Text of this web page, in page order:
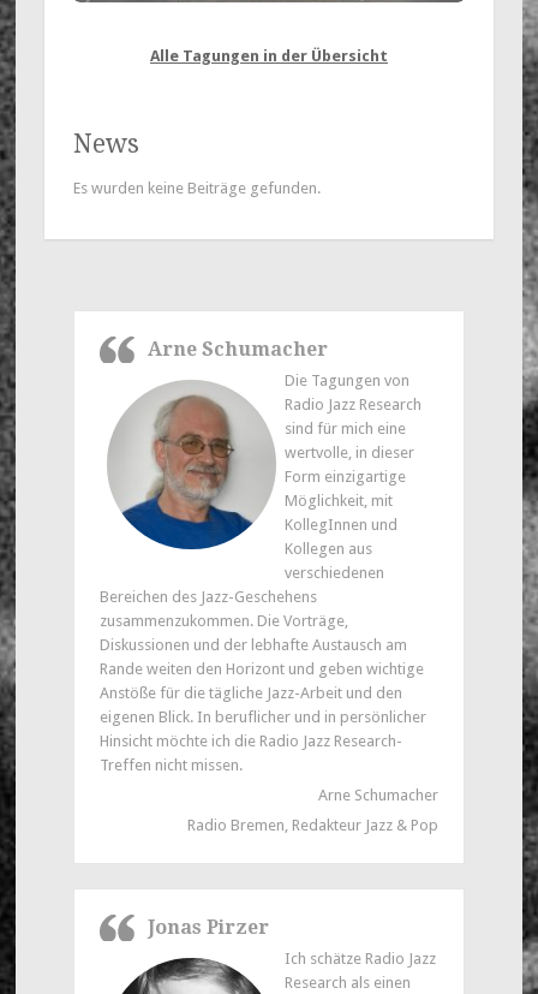
Alle Tagungen in der Übersicht
News
Es wurden keine Beiträge gefunden.
Arne Schumacher
Die Tagungen von
Radio Jazz Research
sind für mich eine
wertvolle, in dieser
Form einzigartige
Möglichkeit, mit
KollegInnen und
Kollegen aus
verschiedenen
Bereichen des Jazz-Geschehens
zusammenzukommen. Die Vorträge,
Diskussionen und der lebhafte Austausch am
Rande weiten den Horizont und geben wichtige
Anstöße für die tägliche Jazz-Arbeit und den
eigenen Blick. In beruflicher und in persönlicher
Hinsicht möchte ich die Radio Jazz Research-
Treffen nicht missen.
Arne Schumacher
Radio Bremen, Redakteur Jazz & Pop
Jonas Pirzer
Ich schätze Radio Jazz
Research als einen